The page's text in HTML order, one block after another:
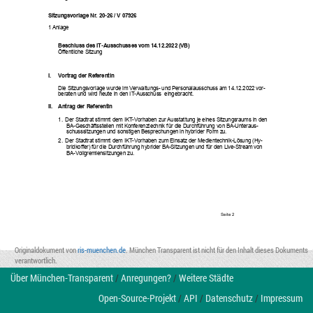
Sitzungsvorlage Nr. 20-26 / V 07926
1 Anlage
Beschluss des IT-Ausschusses vom 14.12.2022 (VB)
Öffentliche Sitzung
I.
Vortrag der Referentin
Die Sitzungsvorlage wurde im Verwaltungs- und Personalausschuss am 14.12.2022 vor-
beraten und wird heute in den IT-Ausschuss  eingebracht.
II.
Antrag der Referentin
1.
Der Stadtrat stimmt dem IKT-Vorhaben zur Ausstattung je eines Sitzungsraums in den
BA-Geschäftsstellen mit Konferenztechnik für die Durchführung von BA-Unteraus-
schusssitzungen und sonstigen Besprechungen in hybrider Form zu.
2.
Der Stadtrat stimmt dem IKT-Vorhaben zum Einsatz der Medientechnik-Lösung (Hy-
bridkoffer) für die Durchführung hybrider BA-Sitzungen und für den Live-Stream von
BA-Vollgremiensitzungen zu.
Seite 2
Schritt“, Antrag Nr. 20-26 / A 00953 der Fraktionen DIE GRÜNEN - ROSA LISTE und
SPD / Volt vom 26.01.2021 ist damit geschäftsordnungsgemäß erledigt.
trag Nr. 20-26 / A 01318 von Frau StRin Dr. Evelyne Menges, Herrn StR Matthias
Stadler, Frau StRin Sabine Bär ist damit geschäftsordnungsgemäß erledigt.
Originaldokument vonris-muenchen.de. München Transparent ist nicht für den Inhalt dieses Dokuments
verantwortlich.
Über München-Transparent/Anregungen?/Weitere Städte
Open-Source-Projekt/API / Datenschutz/ Impressum